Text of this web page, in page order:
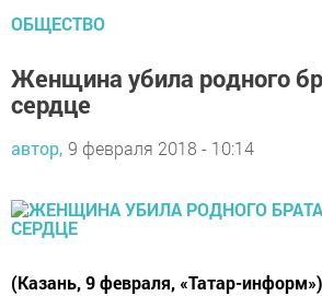
ОБЩЕСТВО
Женщина убила родного
сердце
автор, 9 февраля 2018 - 10:14
(Казань, 9 февраля, «Татар-